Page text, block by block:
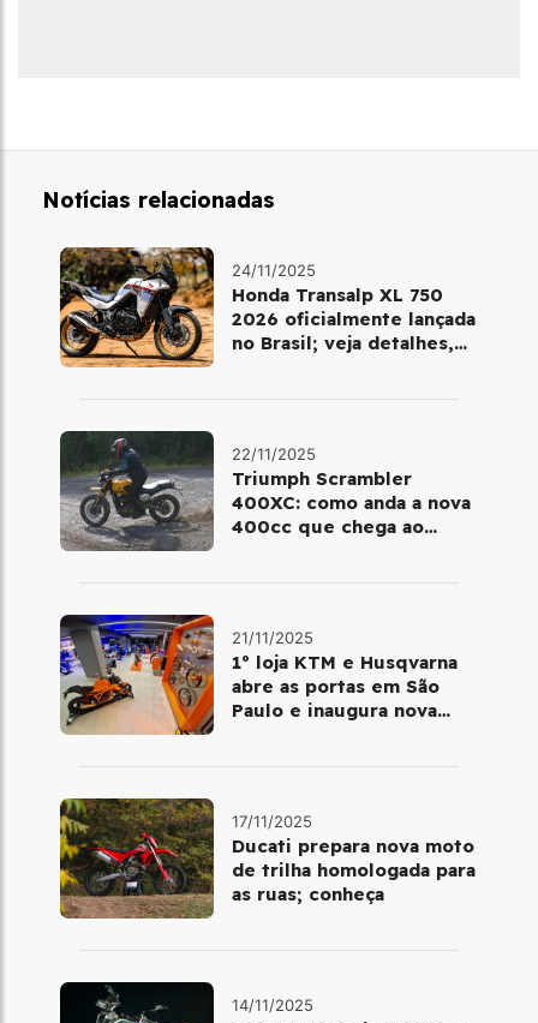
Notícias relacionadas
24/11/2025
Honda Transalp XL 750
2026 oficialmente lançada
no Brasil; veja detalhes,
22/11/2025
Triumph Scrambler
400XC: como anda a nova
400cc que chega ao
21/11/2025
1º loja KTM e Husqvarna
abre as portas em São
Paulo e inaugura nova
17/11/2025
Ducati prepara nova moto
de trilha homologada para
as ruas; conheça
14/11/2025